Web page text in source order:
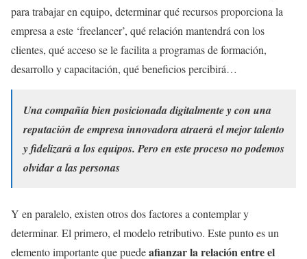
para trabajar en equipo, determinar qué recursos proporciona la
empresa a este ‘freelancer’, qué relación mantendrá con los
clientes, qué acceso se le facilita a programas de formación,
desarrollo y capacitación, qué beneficios percibirá…
Una compañía bien posicionada digitalmente y con una
reputación de empresa innovadora atraerá el mejor talento
y fidelizará a los equipos. Pero en este proceso no podemos
olvidar a las personas
Y en paralelo, existen otros dos factores a contemplar y
determinar. El primero, el modelo retributivo. Este punto es un
elemento importante que puedeafianzar la relación entre el